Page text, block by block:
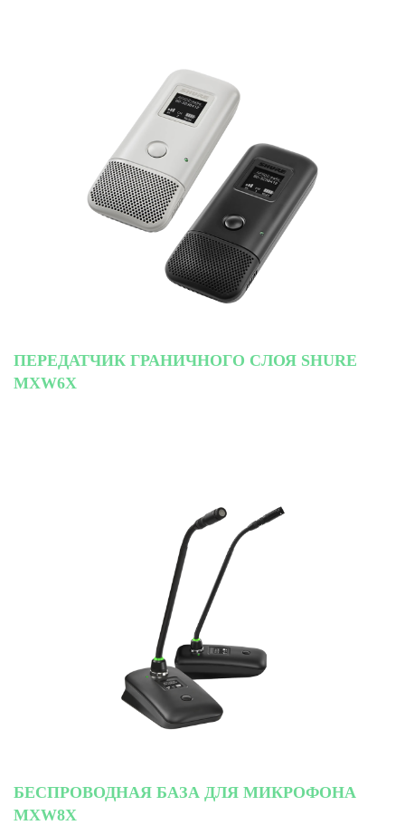
ПЕРЕДАТЧИК ГРАНИЧНОГО СЛОЯ SHURE
MXW6X
БЕСПРОВОДНАЯ БАЗА ДЛЯ МИКРОФОНА
MXW8X